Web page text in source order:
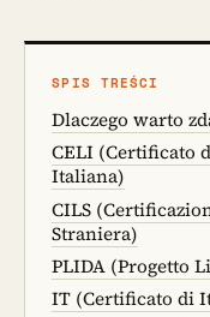
SPIS TREŚCI
Dlaczego warto
CELI (Certificato
Italiana)
CILS
Straniera)
PLIDA (Progetto
IT (Certificato di